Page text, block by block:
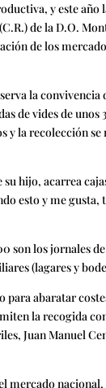
y este año
de la D.O.
de los
la convivencia
de vides de
y la recolección
hijo, acarrea
esto y me
son los jornales
(lagares y
para abaratar
la recogida
Juan Manuel